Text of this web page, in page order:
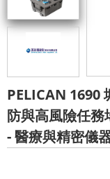
PELICAN 1690
防與高風險任務
- 醫療與精密儀